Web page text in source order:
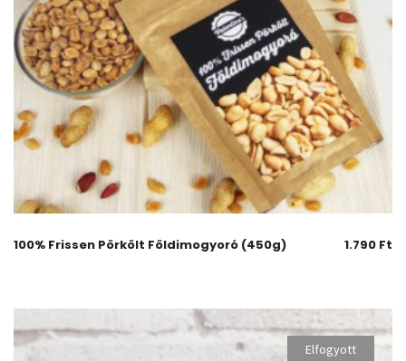
100% Frissen Pörkölt Földimogyoró (450g) 1.790 Ft
Elfogyott